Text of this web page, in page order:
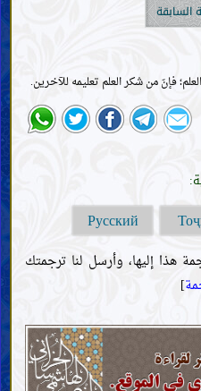
السابقة
فإنّ من شكر العلم تعليمه للآخرين.
Русский
هذا إليها، وأرسل لنا ترجمتك
]